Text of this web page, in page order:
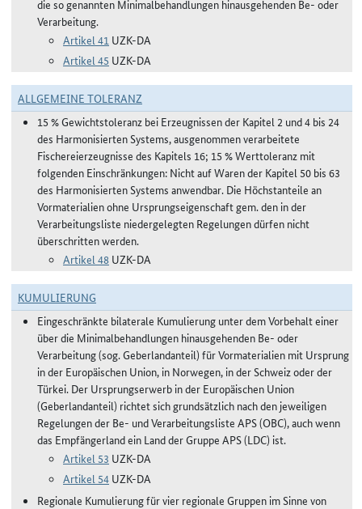
die so genannten Minimalbehandlungen hinausgehenden Be- oder
Verarbeitung.
Artikel 41 UZK-DA
Artikel 45 UZK-DA
ALLGEMEINE TOLERANZ
15 % Gewichtstoleranz bei Erzeugnissen der Kapitel 2 und 4 bis 24
des Harmonisierten Systems, ausgenommen verarbeitete
Fischereierzeugnisse des Kapitels 16; 15 % Werttoleranz mit
folgenden Einschränkungen: Nicht auf Waren der Kapitel 50 bis 63
des Harmonisierten Systems anwendbar. Die Höchstanteile an
Vormaterialien ohne Ursprungseigenschaft gem. den in der
Verarbeitungsliste niedergelegten Regelungen dürfen nicht
überschritten werden.
Artikel 48 UZK-DA
KUMULIERUNG
Eingeschränkte bilaterale Kumulierung unter dem Vorbehalt einer
über die Minimalbehandlungen hinausgehenden Be- oder
Verarbeitung (sog. Geberlandanteil) für Vormaterialien mit Ursprung
in der Europäischen Union, in Norwegen, in der Schweiz oder der
Türkei. Der Ursprungserwerb in der Europäischen Union
(Geberlandanteil) richtet sich grundsätzlich nach den jeweiligen
Regelungen der Be- und Verarbeitungsliste APS (OBC), auch wenn
das Empfängerland ein Land der Gruppe APS (LDC) ist.
Artikel 53 UZK-DA
Artikel 54 UZK-DA
Regionale Kumulierung für vier regionale Gruppen im Sinne von